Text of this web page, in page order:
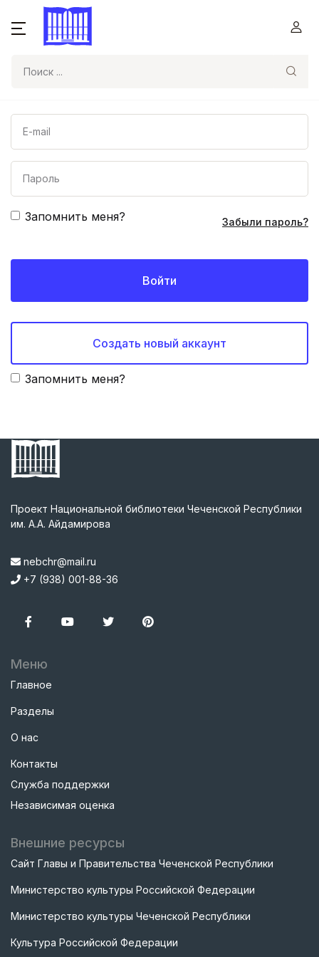
Запомнить меня? Забыли пароль?
Войти
Создать новый аккаунт
Запомнить меня?
Проект Национальной библиотеки Чеченской Республики
им. А.А. Айдамирова
nebchr@mail.ru
+7 (938) 001-88-36
Меню
Главное
Разделы
О нас
Контакты
Служба поддержки
Независимая оценка
Внешние ресурсы
Сайт Главы и Правительства Чеченской Республики
Министерство культуры Российской Федерации
Министерство культуры Чеченской Республики
Культура Российской Федерации